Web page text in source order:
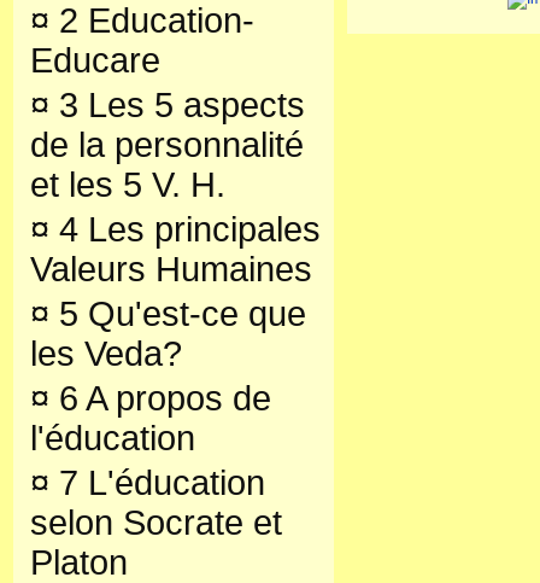
¤ 2 Education-
Educare
¤ 3 Les 5 aspects
de la personnalité
et les 5 V. H.
¤ 4 Les principales
Valeurs Humaines
¤ 5 Qu'est-ce que
les Veda?
¤ 6 A propos de
l'éducation
¤ 7 L'éducation
selon Socrate et
Platon